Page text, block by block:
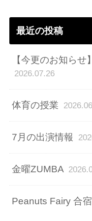
最近の投稿
【今更のお知らせ
2026.07.26
体育の授業
7月の出演情報
金曜ZUMBA
Peanuts Fairy 合宿